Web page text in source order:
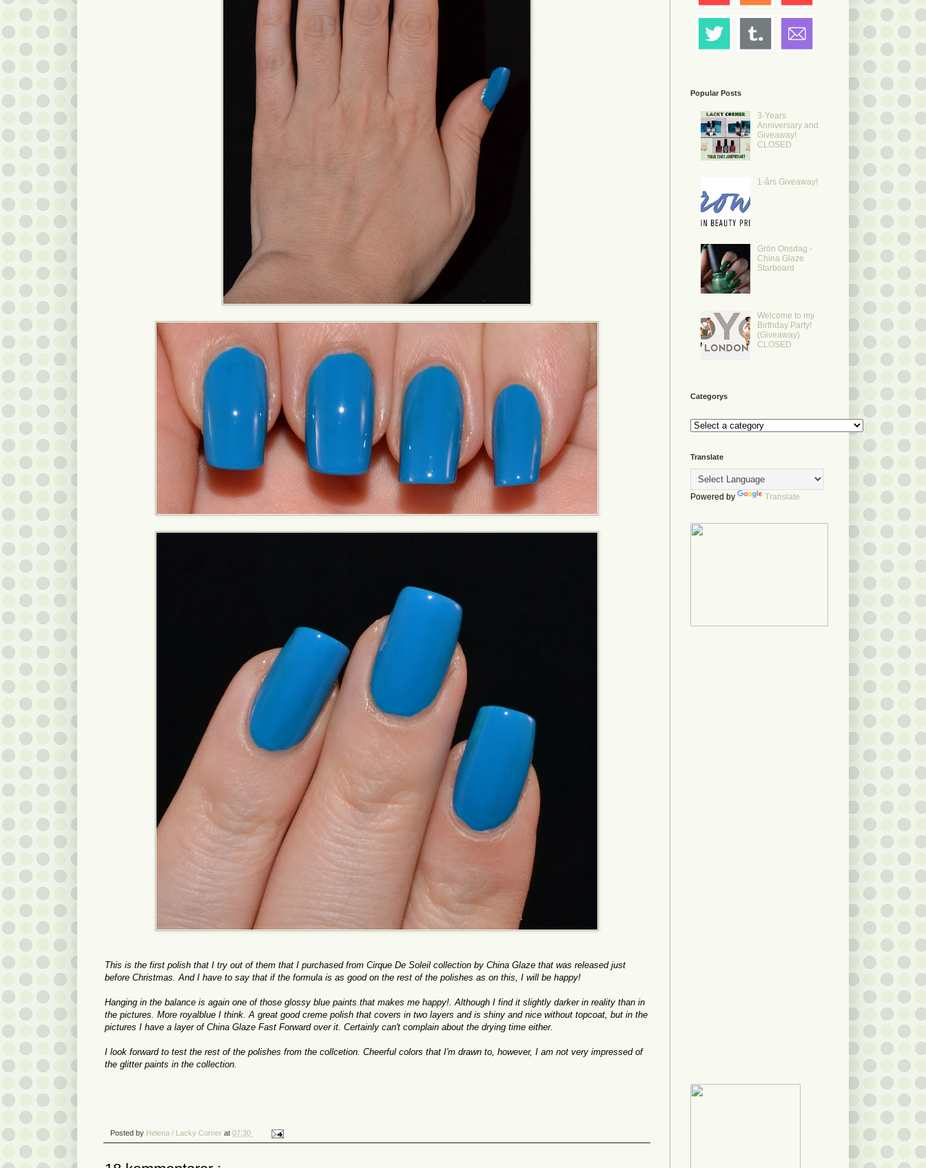
This is the first polish that I try out of them that I purchased from Cirque De Soleil collection by China Glaze that was released just
before Christmas. And I have to say that if the formula is as good on the rest of the polishes as on this , I will be happy!
Hanging in the balance is again one of those glossy blue paints that makes me happy!. Although I find it slightly darker in reality than in
the pictures. More royalblue I think. A great good creme polish that covers in two layers and is shiny and nice without topcoat , but in the
pictures I have a layer of China Glaze Fast Forwardover it. Certainly can't complain about the drying time either.
I look forward to test the rest of the polishes from the collcetion. Cheerful colors that I'm drawn to however, I am not very impressed of
the glitter paints in the collection.
Posted by Helena / Lacky Corner at 07:30
Popular Posts
3-Years
Anniversary and
Giveaway!
CLOSED
1-års Giveaway!
Grön Onsdag -
China Glaze
Starboard
Welcome to my
Birthday Party!
(Giveaway)
CLOSED
Categorys
Translate
Powered by Translate